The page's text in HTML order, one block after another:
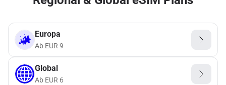
Europa
Ab EUR 9
Global
Ab EUR 6